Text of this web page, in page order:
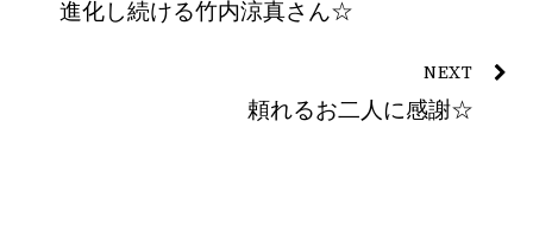
進化し続ける竹内涼真さん☆
NEXT
頼れるお二人に感謝☆